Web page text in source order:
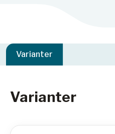
Varianter
Varianter